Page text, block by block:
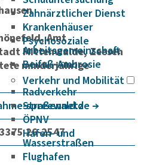
Zahnärztlicher Dienst
Krankenhäuser
Psychosoziale
Arbeitsgemeinschaft
Beifuß-Ambrosie
Verkehr und Mobilität
Radverkehr
Straßennetz
ÖPNV
Hafen- und
Wasserstraßen
Flughafen
Amt
Mittenwalde, Zeesen
minderjährige
spree­wald.de
26-2547